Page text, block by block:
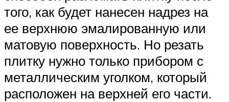
того, как будет нанесен надрез на
ее верхнюю эмалированную или
матовую поверхность. Но резать
плитку нужно только прибором с
металлическим уголком, который
расположен на верхней его части.